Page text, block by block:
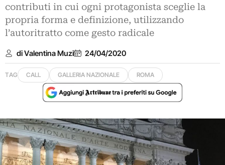
contributi in cui ogni protagonista sceglie la
propria forma e definizione, utilizzando
l’autoritratto come gesto radicale
di Valentina Muzi 24/04/2020
TAG CALL GALLERIA NAZIONALE ROMA